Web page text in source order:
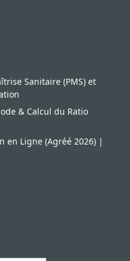
Sanitaire (PMS) et
& Calcul du Ratio
en Ligne (Agréé 2026) |